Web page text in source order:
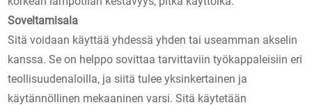
Soveltamisala
Sitä voidaan käyttää yhdessä yhden tai useamman akselin
kanssa. Se on helppo sovittaa tarvittaviin työkappaleisiin eri
teollisuudenaloilla, ja siitä tulee yksinkertainen ja
käytännöllinen mekaaninen varsi. Sitä käytetään